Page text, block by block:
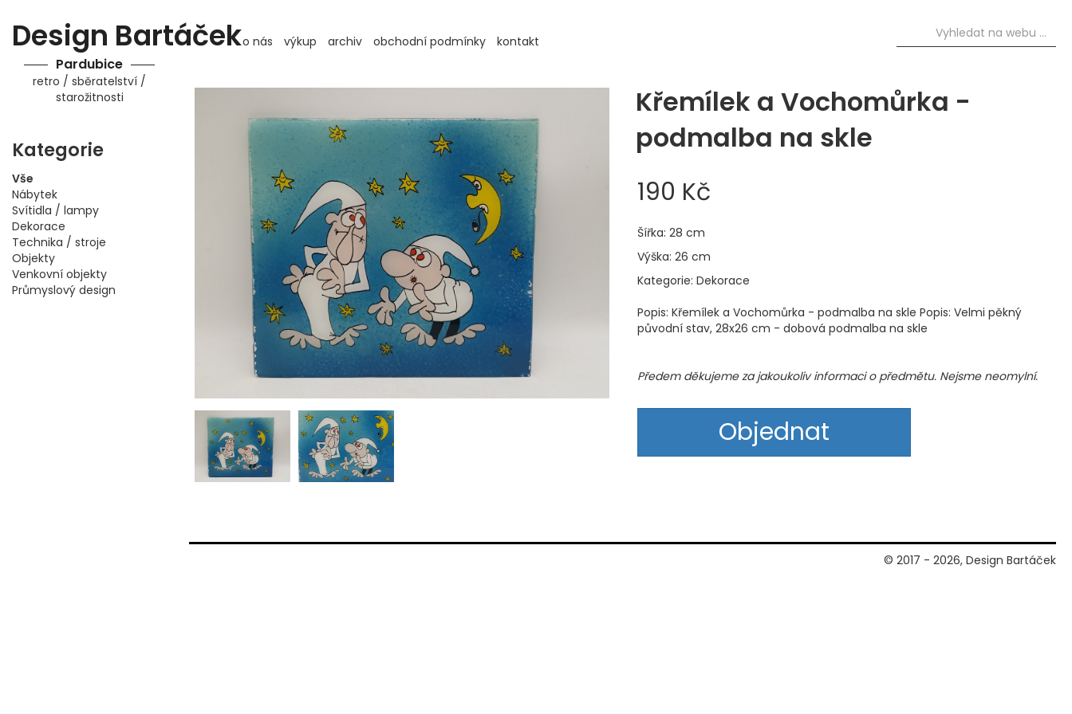
Design Bartáček
Pardubice
retro / sběratelství /
starožitnosti
Kategorie
Vše
Nábytek
Svítidla / lampy
Dekorace
Technika / stroje
Objekty
Venkovní objekty
Průmyslový design
o nás výkup archiv obchodní podmínky kontakt
Křemílek a Vochomůrka -
podmalba na skle
190 Kč
Šířka: 28 cm
Výška: 26 cm
Kategorie: Dekorace
Popis: Křemílek a Vochomůrka - podmalba na skle Popis: Velmi pěkný
původní stav, 28x26 cm - dobová podmalba na skle
Předem děkujeme za jakoukoliv informaci o předmětu. Nejsme neomylní.
Objednat
© 2017 - 2026, Design Bartáček